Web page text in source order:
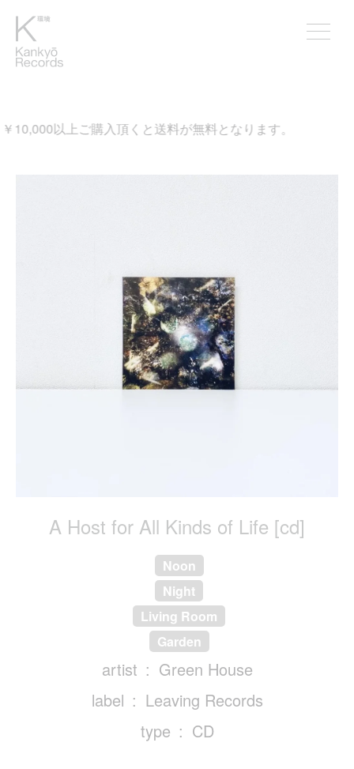
以上ご購入頂くと送料が無料となります。
A Host for All Kinds of Life [cd]
Noon
Night
Living Room
Garden
artist
Green House
label
Leaving Records
type
CD